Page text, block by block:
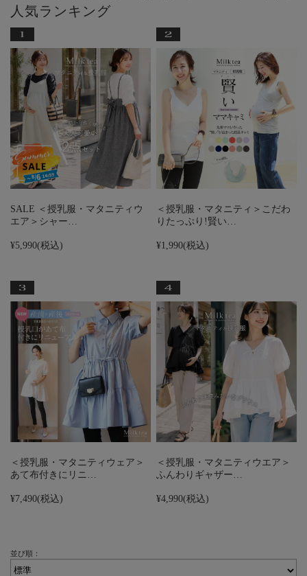
人気ランキング
SALE ＜授乳服・マタニティウ
エア＞シャー…
¥5,990(税込)
＜授乳服・マタニティ＞こだわ
りたっぷり!賢い…
¥1,990(税込)
＜授乳服・マタニティウェア＞
あて布付きにリニ…
¥7,490(税込)
＜授乳服・マタニティウエア＞
ふんわりギャザー…
¥4,990(税込)
並び順：